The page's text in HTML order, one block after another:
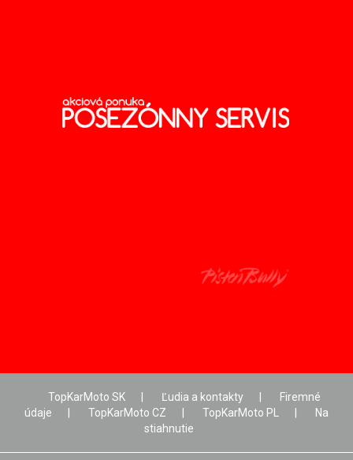
TopKarMoto SK Ľudia a kontakty
Firemné
údaje
TopKarMoto CZ TopKarMoto PL
Na
stiahnutie